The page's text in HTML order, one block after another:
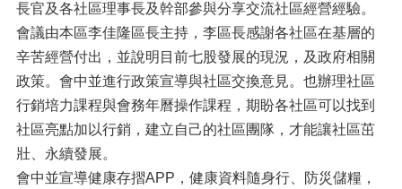
長官及各社區理事長及幹部參與分享交流社區經營經驗。
會議由本區李佳隆區長主持，李區長感謝各社區在基層的
辛苦經營付出，並說明目前七股發展的現況，及政府相關
政策。會中並進行政策宣導與社區交換意見。也辦理社區
行銷培力課程與會務年曆操作課程，期盼各社區可以找到
社區亮點加以行銷，建立自己的社區團隊，才能讓社區茁
壯、永續發展。
會中並宣導健康存摺APP，健康資料隨身行、防災儲糧，